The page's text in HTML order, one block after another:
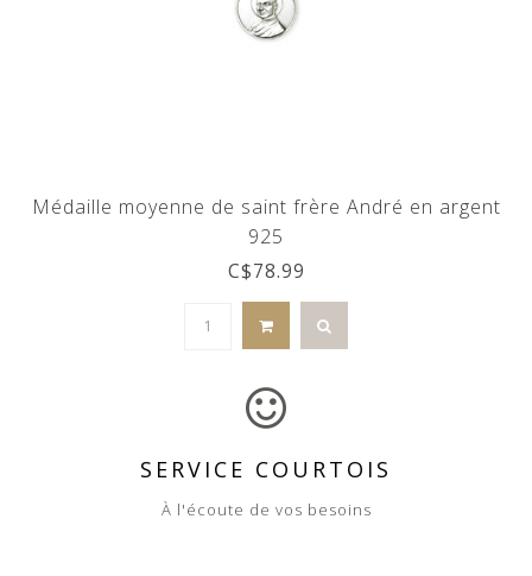
Médaille moyenne de saint frère André en argent
925
C$78.99
SERVICE COURTOIS
À l'écoute de vos besoins